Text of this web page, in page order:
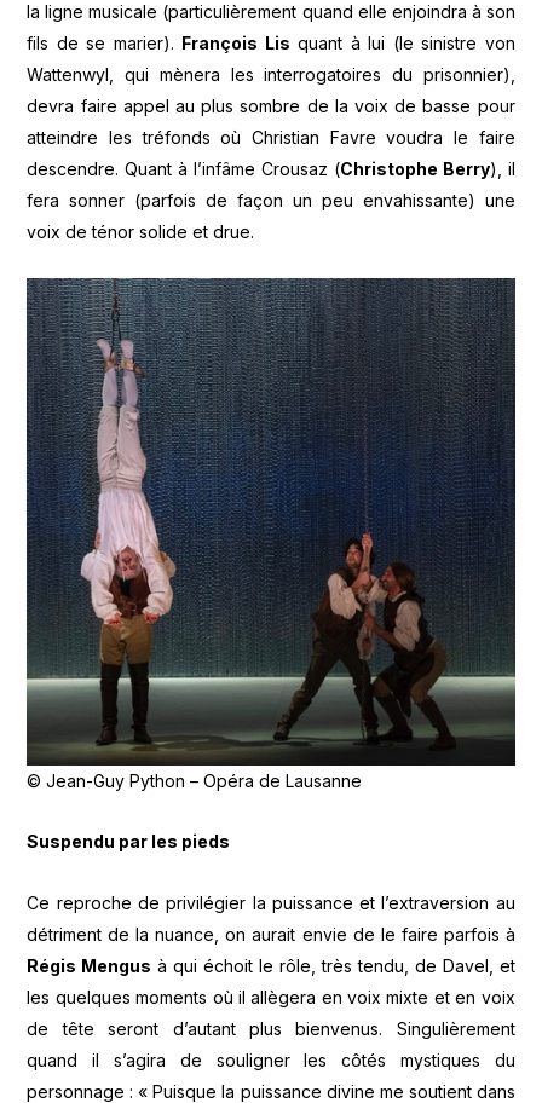
la ligne musicale (particulièrement quand elle enjoindra à son
fils de se marier). François Lis quant à lui (le sinistre von
Wattenwyl, qui mènera les interrogatoires du prisonnier),
devra faire appel au plus sombre de la voix de basse pour
atteindre les tréfonds où Christian Favre voudra le faire
descendre. Quant à l’infâme Crousaz (Christophe Berry), il
fera sonner (parfois de façon un peu envahissante) une
voix de ténor solide et drue.
© Jean-Guy Python – Opéra de Lausanne
Suspendu par les pieds
Ce reproche de privilégier la puissance et l’extraversion au
détriment de la nuance, on aurait envie de le faire parfois à
Régis Mengus à qui échoit le rôle, très tendu, de Davel, et
les quelques moments où il allègera en voix mixte et en voix
de tête seront d’autant plus bienvenus. Singulièrement
quand il s’agira de souligner les côtés mystiques du
personnage : « Puisque la puissance divine me soutient dans